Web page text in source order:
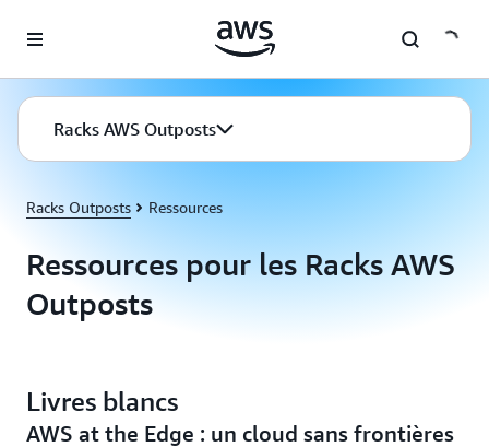
Racks AWS Outposts
Racks Outposts Ressources
Ressources pour les Racks AWS
Outposts
Livres blancs
AWS at the Edge : un cloud sans frontières